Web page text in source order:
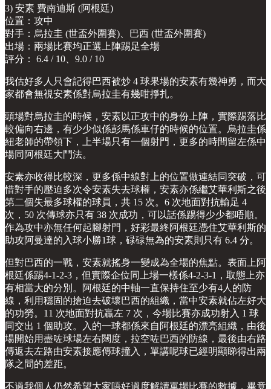
3) 安素 費南迪斯 (阿根廷)
位置：攻中
對手：烏拉圭 (世盃外圍賽)、巴西 (世盃外圍賽)
出場：兩場比賽均正選上陣踢足全場
評分： 6.4 / 10、9.0 / 10
我估好多人只會記得巴西被炒 4 球果場的安素有幾神勇，而大
家都會無視安素係對烏拉圭有幾咁掙扎。
頭場對烏拉圭的時候，安素以正攻中的身份上陣，實際踢落比
較偏向右邊，有少少似係彭馬係車仔的時候的位置。烏拉圭係
紐老師的帶領下，上半場只有一個射門，更多的時間留左係中
場同阿根廷大鬥法。
安素亦收得比較深，更多係中線對上的位置做連結同突破，可
惜對手的壓迫多次令安素失去球權，安素亦係繼艾華利斯之後
第二個失最多球權的球員，共 15 次。6 次地面對抗輸足 4
次，50 次傳球亦只有 38 次成功，可以話係踢得少少都唔順。
作為攻中亦無任何起腳射門，好彩最終阿根廷憑住艾華利斯的
助攻阿曼達的入球小勝1球，碌碌無為的安素則只有 6.4 分。
但對巴西的一戰，安素就搖身一變成為全場的焦點。表面上阿
根廷係踢4-1-2-3，但實際企位同上場一樣係4-2-3-1，取態上亦
有相當大的分別。阿根廷的中軸一直保持住至少有4人的防
線，利用穩固的搶迫去破壞巴西的組織，當中安素就佔左好大
的功勞。11 次地面對抗贏左 7 次，今場比賽亦成功射入 1 球
同交出 1 個助攻。入的一球都係來自阿根廷的漂亮組織，由後
場開始用盡咗球場左右闊度，拉空咗巴西的防線，最後由右路
傳返去左路由安素接應傳球撞入，單講呢球已經明顯睇得出兩
隊之間的差距。
不過我個人仍然希望大家唔好過度解讀單場比賽的數據，畢竟